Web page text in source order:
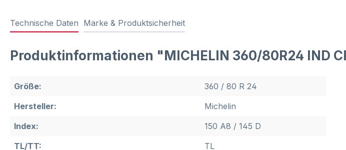
Technische Daten Marke & Produktsicherheit
Produktinformationen "MICHELIN 360/80R24 IND
Größe:
360 / 80 R 24
Hersteller:
Michelin
Index:
150 A8 / 145 D
TL/TT:
TL